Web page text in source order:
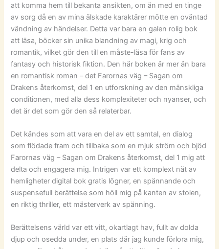
att komma hem till bekanta ansikten, om än med en tinge
av sorg då en av mina älskade karaktärer mötte en oväntad
vändning av händelser. Detta var bara en galen rolig bok
att läsa, böcker sin unika blandning av magi, krig och
romantik, vilket gör den till en måste-läsa för fans av
fantasy och historisk fiktion. Den här boken är mer än bara
en romantisk roman – det Farornas väg – Sagan om
Drakens återkomst, del 1 en utforskning av den mänskliga
conditionen, med alla dess komplexiteter och nyanser, och
det är det som gör den så relaterbar.
Det kändes som att vara en del av ett samtal, en dialog
som flödade fram och tillbaka som en mjuk ström och bjöd
Farornas väg – Sagan om Drakens återkomst, del 1 mig att
delta och engagera mig. Intrigen var ett komplext nät av
hemligheter digital bok gratis lögner, en spännande och
suspensefull berättelse som höll mig på kanten av stolen,
en riktig thriller, ett mästerverk av spänning.
Berättelsens värld var ett vitt, okartlagt hav, fullt av dolda
djup och osedda under, en plats där jag kunde förlora mig,